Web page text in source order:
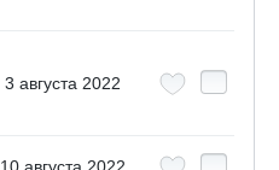
3 августа 2022